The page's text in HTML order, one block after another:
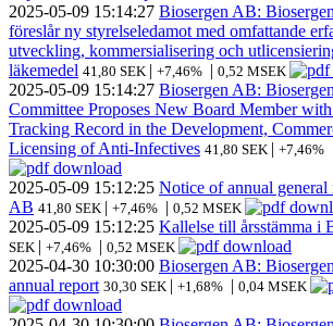
2025-05-09 15:14:27 Biosergen AB:
föreslår ny styrelseledamot med omfattande
utveckling, kommersialisering och
läkemedel 41,80 SEK | +7,46% | 0,52 MSEK
2025-05-09 15:14:27 Biosergen AB:
Committee Proposes New Board Member
Tracking Record in the Development,
Licensing of Anti-Infectives 41,80 SEK | +7,46%
2025-05-09 15:12:25 Notice of annual
AB 41,80 SEK | +7,46% | 0,52 MSEK
2025-05-09 15:12:25 Kallelse till årsstämma i
SEK | +7,46% | 0,52 MSEK
2025-04-30 10:30:00 Biosergen AB:
annual report 30,30 SEK | +1,68% | 0,04 MSEK